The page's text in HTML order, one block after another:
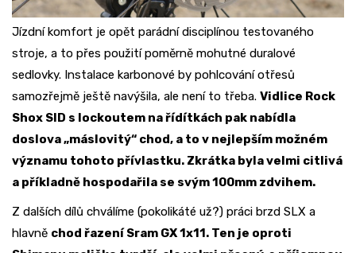
Jízdní komfort je opět parádní disciplínou testovaného
stroje, a to přes použití poměrně mohutné duralové
sedlovky. Instalace karbonové by pohlcování otřesů
samozřejmě ještě navýšila, ale není to třeba. Vidlice Rock
Shox SID s lockoutem na řídítkách pak nabídla
doslova „máslovitý“ chod, a to v nejlepším možném
významu tohoto přívlastku. Zkrátka byla velmi citlivá
a příkladně hospodařila se svým 100mm zdvihem.
Z dalších dílů chválíme (pokolikáté už?) práci brzd SLX a
hlavně chod řazení Sram GX 1x11. Ten je oproti